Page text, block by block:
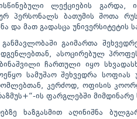
ლექციების გარდა,
პერსონალს ბათუმის შოთა
და მათ გადასცა უნივერსიტეტის
განმავლობაში გაიმართა
ასოცირებულ
ჩართული იყო
სამუშაო შეხვედრა სოფიას
კერძოდ, ოფისის
ის ფარგლებში
ხაზგასმით აღინიშნა